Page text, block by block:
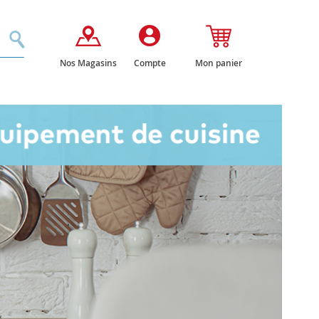
RechercherNos Magasins Compte Mon panier